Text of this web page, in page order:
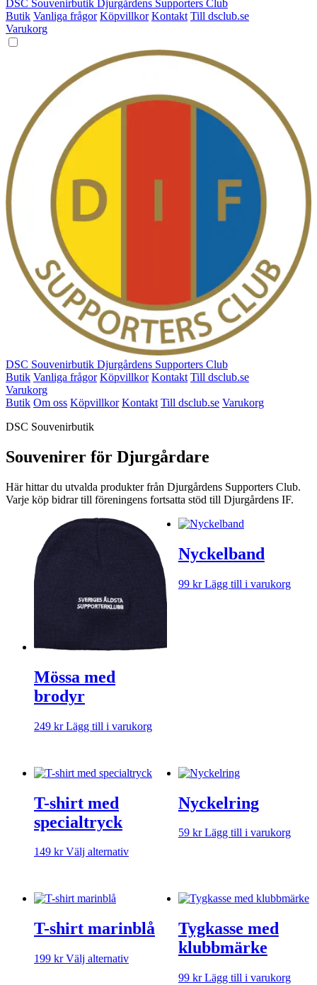
DSC Souvenirbutik Djurgårdens Supporters Club
Butik Vanliga frågor Köpvillkor Kontakt Till dsclub.se
Varukorg
DSC Souvenirbutik Djurgårdens Supporters Club
Butik Vanliga frågor Köpvillkor Kontakt Till dsclub.se
Varukorg
Butik Om oss Köpvillkor Kontakt Till dsclub.se Varukorg
DSC Souvenirbutik
Souvenirer för Djurgårdare
Här hittar du utvalda produkter från Djurgårdens Supporters Club.
Varje köp bidrar till föreningens fortsatta stöd till Djurgårdens IF.
Mössa med
brodyr
249 kr Lägg till i varukorg
Nyckelband
99 kr Lägg till i varukorg
T-shirt med
specialtryck
149 kr Välj alternativDen
De
olika
alternativen
kan
Nyckelring
59 kr Lägg till i varukorg
T-shirt marinblå
199 kr Välj alternativDen
Tygkasse med
klubbmärke
99 kr Lägg till i varukorg